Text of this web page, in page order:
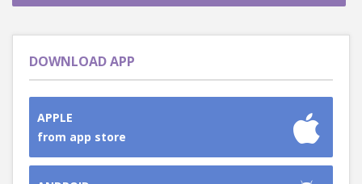
DOWNLOAD APP
APPLE
from app store